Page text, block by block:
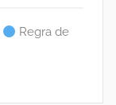
Regra de